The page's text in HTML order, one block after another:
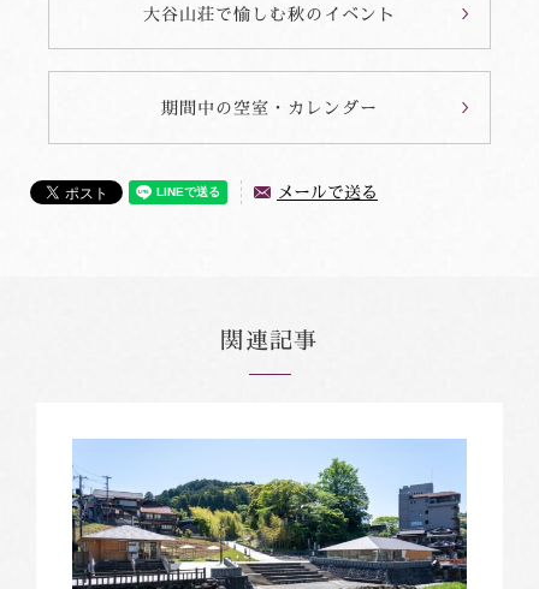
大谷山荘で愉しむ秋のイベント
期間中の空室・カレンダー
メールで送る
関連記事